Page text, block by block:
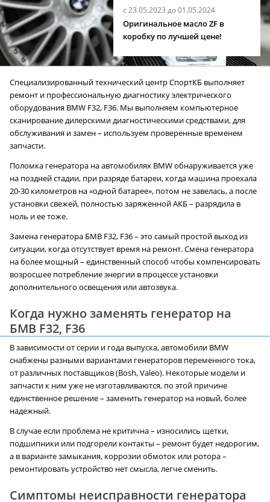
с 23.05.2023 до 01.05.2024
Оригинальное масло ZF в
коробку по лучшей цене!
Специализированный технический центр СпортКБ выполняет
ремонт и профессиональную диагностику электрического
оборудования BMW F32, F36. Мы выполняем компьютерное
сканирование дилерскими диагностическими средствами, для
обслуживания и замен – используем проверенные временем
запчасти.
Поломка генератора на автомобилях BMW обнаруживается уже
на поздней стадии, при разряде батареи, когда машина проехала
20-30 километров на «одной батарее», потом не завелась, а после
установки свежей, полностью заряженной АКБ – разрядила в
ноль и ее тоже.
Замена генератора БМВ F32, F36 – это самый простой выход из
ситуации, когда отсутствует время на ремонт. Смена генератора
на более мощный – единственный способ чтобы компенсировать
возросшее потребление энергии в процессе установки
дополнительного освещения или автозвука.
Когда нужно заменять генератор на
БМВ F32, F36
В зависимости от серии и года выпуска, автомобили BMW
снабжены разными вариантами генераторов переменного тока,
от различных поставщиков (Bosh, Valeo). Некоторые модели и
запчасти к ним уже не изготавливаются, по этой причине
единственное решение – заменить генератор на новый, более
надежный.
В случае если проблема не критична – износились щетки,
подшипники или подгорели контакты – ремонт будет недорогим,
а в варианте замыкания, коррозии обмоток или ротора –
ремонтировать устройство нет смысла, легче сменить.
Симптомы неисправности генератора